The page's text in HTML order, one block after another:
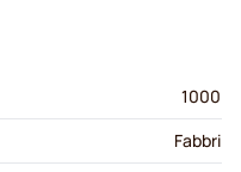
1000
Fabbri